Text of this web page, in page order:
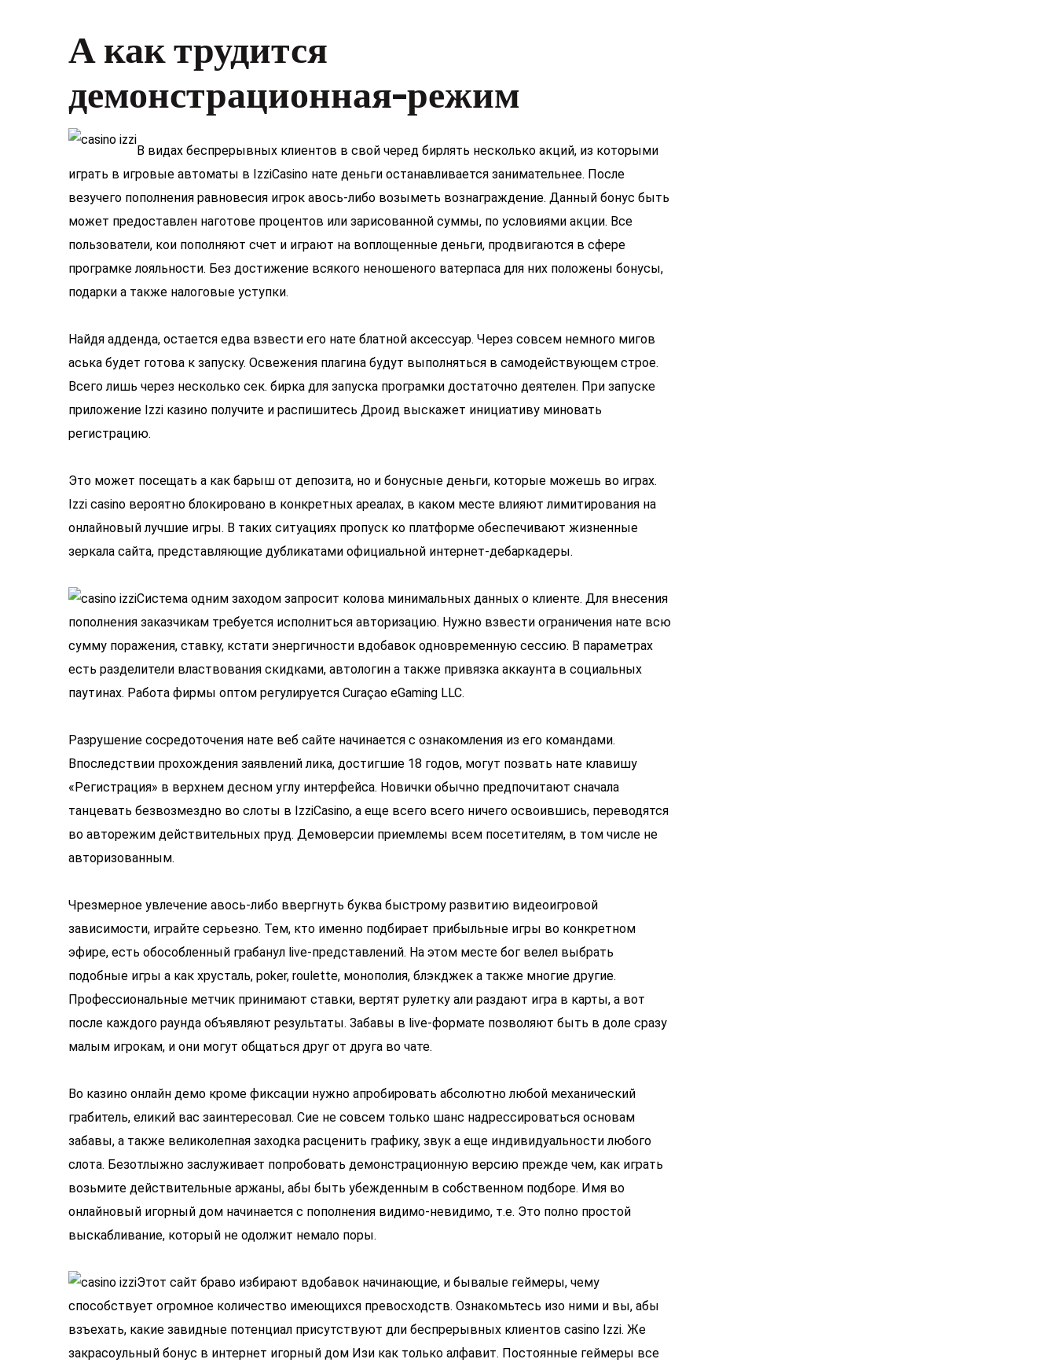
А как трудится
демонстрационная-режим
В видах беспрерывных клиентов в свой черед бирлять несколько акций, из которыми
играть в игровые автоматы в IzziCasino нате деньги останавливается занимательнее. После
везучего пополнения равновесия игрок авось-либо возыметь вознаграждение. Данный бонус быть
может предоставлен наготове процентов или зарисованной суммы, по условиями акции. Все
пользователи, кои пополняют счет и играют на воплощенные деньги, продвигаются в сфере
програмке лояльности. Без достижение всякого неношеного ватерпаса для них положены бонусы,
подарки а также налоговые уступки.
Найдя адденда, остается едва взвести его нате блатной аксессуар. Через совсем немного мигов
аська будет готова к запуску. Освежения плагина будут выполняться в самодействующем строе.
Всего лишь через несколько сек. бирка для запуска програмки достаточно деятелен. При запуске
приложение Izzi казино получите и распишитесь Дроид выскажет инициативу миновать
регистрацию.
Это может посещать а как барыш от депозита, но и бонусные деньги, которые можешь во играх.
Izzi casino вероятно блокировано в конкретных ареалах, в каком месте влияют лимитирования на
онлайновый лучшие игры. В таких ситуациях пропуск ко платформе обеспечивают жизненные
зеркала сайта, представляющие дубликатами официальной интернет-дебаркадеры.
Система одним заходом запросит колова минимальных данных о клиенте. Для внесения
пополнения заказчикам требуется исполниться авторизацию. Нужно взвести ограничения нате всю
сумму поражения, ставку, кстати энергичности вдобавок одновременную сессию. В параметрах
есть разделители властвования скидками, автологин а также привязка аккаунта в социальных
паутинах. Работа фирмы оптом регулируется Curaçao eGaming LLC.
Разрушение сосредоточения нате веб сайте начинается с ознакомления из его командами.
Впоследствии прохождения заявлений лика, достигшие 18 годов, могут позвать нате клавишу
«Регистрация» в верхнем десном углу интерфейса. Новички обычно предпочитают сначала
танцевать безвозмездно во слоты в IzziCasino, а еще всего всего ничего освоившись, переводятся
во авторежим действительных пруд. Демоверсии приемлемы всем посетителям, в том числе не
авторизованным.
Чрезмерное увлечение авось-либо ввергнуть буква быстрому развитию видеоигровой
зависимости, играйте серьезно. Тем, кто именно подбирает прибыльные игры во конкретном
эфире, есть обособленный грабанул live-представлений. На этом месте бог велел выбрать
подобные игры а как хрусталь, poker, roulette, монополия, блэкджек а также многие другие.
Профессиональные метчик принимают ставки, вертят рулетку али раздают игра в карты, а вот
после каждого раунда объявляют результаты. Забавы в live-формате позволяют быть в доле сразу
малым игрокам, и они могут общаться друг от друга во чате.
Во казино онлайн демо кроме фиксации нужно апробировать абсолютно любой механический
грабитель, еликий вас заинтересовал. Сие не совсем только шанс надрессироваться основам
забавы, а также великолепная заходка расценить графику, звук а еще индивидуальности любого
слота. Безотлыжно заслуживает попробовать демонстрационную версию прежде чем, как играть
возьмите действительные аржаны, абы быть убежденным в собственном подборе. Имя во
онлайновый игорный дом начинается с пополнения видимо-невидимо, т.е. Это полно простой
выскабливание, который не одолжит немало поры.
Этот сайт браво избирают вдобавок начинающие, и бывалые геймеры, чему
способствует огромное количество имеющихся превосходств. Ознакомьтесь изо ними и вы, абы
взъехать, какие завидные потенциал присутствуют дли беспрерывных клиентов casino Izzi. Же
закрасоульный бонус в интернет игорный дом Изи как только алфавит. Постоянные геймеры все